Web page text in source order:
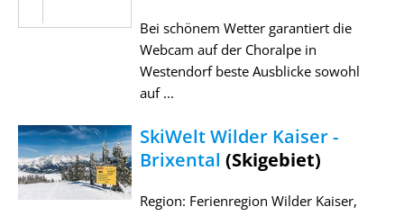
Bei schönem Wetter garantiert die
Webcam auf der Choralpe in
Westendorf beste Ausblicke sowohl
auf ...
SkiWelt Wilder Kaiser -
Brixental (Skigebiet)
Region: Ferienregion Wilder Kaiser,